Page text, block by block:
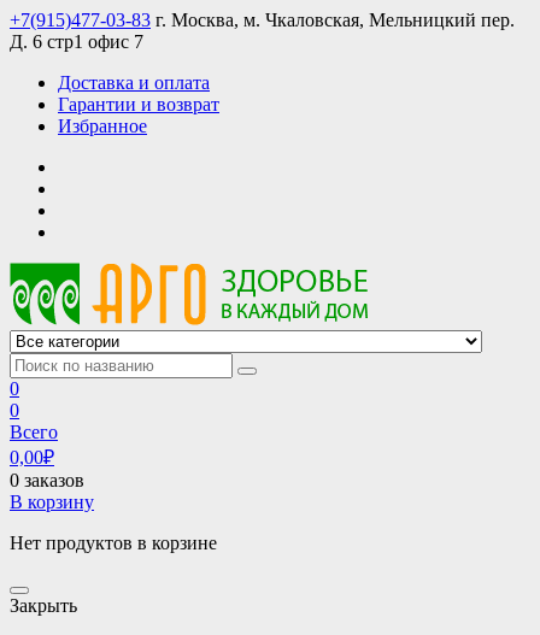
Skip
to
+7(915)477-03-83 г. Москва, м. Чкаловская, Мельницкий пер.
Д. 6 стр1 офис 7
Доставка и оплата
Гарантии и возврат
Избранное
АРГО интернет магазин, доставка в Москве и по всей России
АРГО каталог каталог продукции, официальные цены
0
0
Всего
0,00₽
0 заказов
В корзину
Нет продуктов в корзине
Закрыть